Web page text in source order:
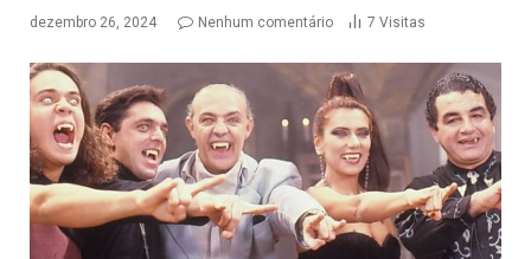
dezembro 26, 2024 Nenhum comentário 7 Visitas